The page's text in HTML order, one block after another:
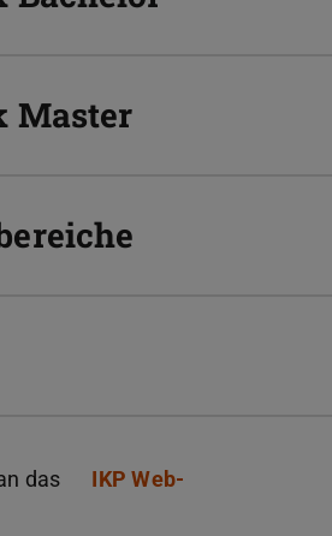
Master
das
IKP Web-